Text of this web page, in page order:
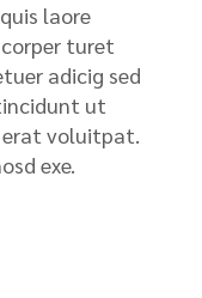
laore
turet
adicig sed
ut
erat voluitpat.
exe.